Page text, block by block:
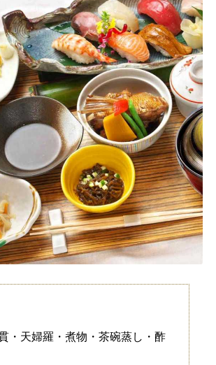
・天婦羅・煮物・茶碗蒸し・酢